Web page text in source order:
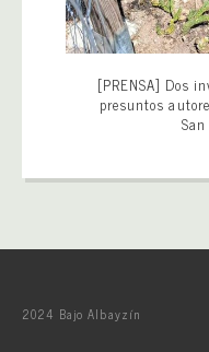
[PRENSA] Dos
presuntos
2024 Bajo Albayzín